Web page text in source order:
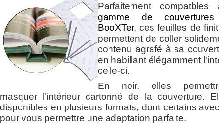
Parfaitement
gamme de
BooXTer, ces feuilles de
permettent de coller
contenu agrafé à sa
en habillant élégamment
celle-ci.
En noir, elles
masquer l'intérieur cartonné de la couverture.
disponibles en plusieurs formats, dont certains
pour vous permettre une adaptation parfaite.